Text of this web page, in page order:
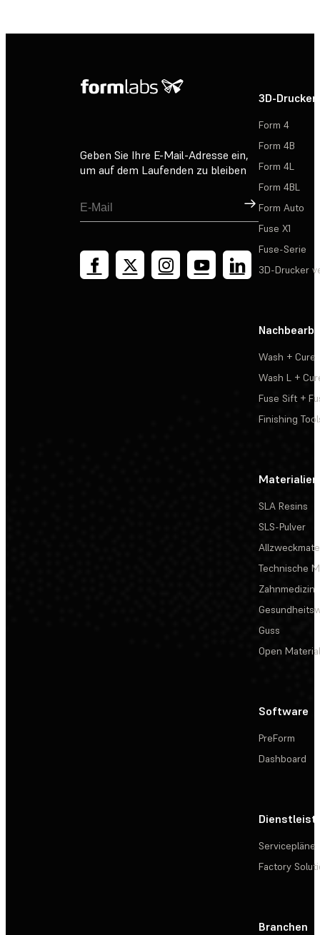
Geben Sie Ihre E-Mail-Adresse ein,
um auf dem Laufenden zu bleiben
Registrieren
3D-Drucker
Form 4
Form 4B
Form 4L
Form 4BL
Form Auto
Fuse X1
Fuse-Serie
3D-Drucker
Wash + Cure
Wash L +
Fuse Sift +
Finishing
Materialien
SLA Resins
SLS-Pulver
Technische
Zahnmedizin
Guss
Open
Software
PreForm
Dashboard
Servicepläne
Factory
Branchen